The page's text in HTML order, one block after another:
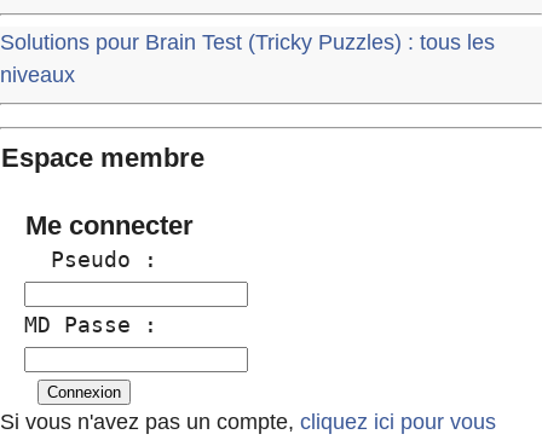
Solutions pour Brain Test (Tricky Puzzles) : tous les
niveaux
Espace membre
Me connecter
  Pseudo :
MD Passe :
Si vous n'avez pas un compte, cliquez ici pour vous